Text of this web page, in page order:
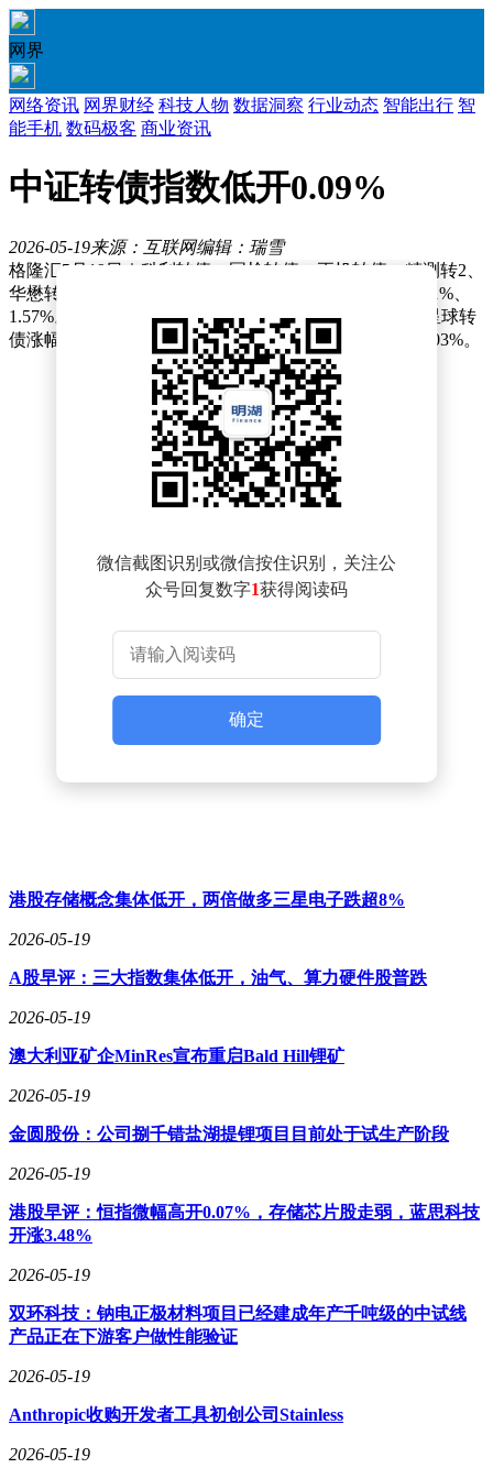
网界
网络资讯 网界财经 科技人物 数据洞察 行业动态 智能出行 智
能手机 数码极客 商业资讯
中证转债指数低开0.09%
2026-05-19来源：互联网编辑：瑞雪
格隆汇5月19日｜科利转债、国检转债、正帆转债、精测转2、
华懋转债跌幅居前，分别跌3.66%、3.18%、1.78%、1.71%、
1.57%。福新转债、声迅转债、严牌转债、赛特转债、星球转
债涨幅居前，分别涨7.32%、6.96%、3.84%、3.29%、3.03%。
微信截图识别或微信按住识别，关注公
众号回复数字1获得阅读码
确定
港股存储概念集体低开，两倍做多三星电子跌超8%
2026-05-19
A股早评：三大指数集体低开，油气、算力硬件股普跌
2026-05-19
澳大利亚矿企MinRes宣布重启Bald Hill锂矿
2026-05-19
金圆股份：公司捌千错盐湖提锂项目目前处于试生产阶段
2026-05-19
港股早评：恒指微幅高开0.07%，存储芯片股走弱，蓝思科技
开涨3.48%
2026-05-19
双环科技：钠电正极材料项目已经建成年产千吨级的中试线
产品正在下游客户做性能验证
2026-05-19
Anthropic收购开发者工具初创公司Stainless
2026-05-19